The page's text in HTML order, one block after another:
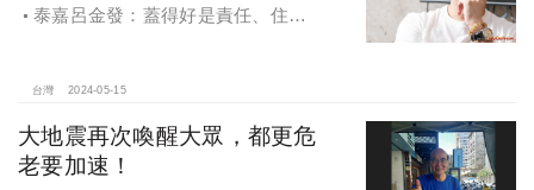
泰嘉呂金發：蓋得好是責任、住得
台灣 2024-05-15
大地震再次喚醒大眾，都更危
老要加速！